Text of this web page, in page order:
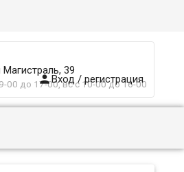
Вход / регистрация
39
00 до 17-00, вс с 10-00 до 16-00